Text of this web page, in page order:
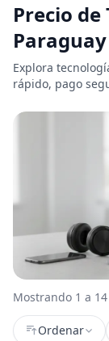
Precio de
Paraguay
Explora
rápido, pago
Mostrando 1 a
Ordenar